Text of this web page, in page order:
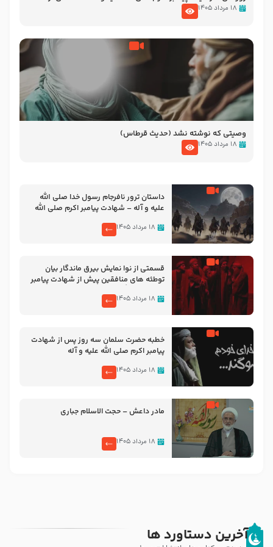
نوانمایش حرامیان در احرام – 1389
۱۸ مرداد ۱۴۰۵
وصیتی که نوشته نشد (حدیث قرطاس)
۱۸ مرداد ۱۴۰۵
‌‌‌‌‌‌‌داستان ترور نافرجام رسول خدا صلی الله
علیه و آله – شهادت پیامبر اکرم صلی الله
۱۸ مرداد ۱۴۰۵
قسمتی از نوا نمایش بیرق ماندگار بیان
توطئه های منافقین پیش از شهادت پیامبر
۱۸ مرداد ۱۴۰۵
خطبه حضرت سلمان سه روز پس از شهادت
پیامبر اکرم صلی الله علیه و آله
۱۸ مرداد ۱۴۰۵
مادر داعش – حجت الاسلام جباری
۱۸ مرداد ۱۴۰۵
آخرین دستاورد ها